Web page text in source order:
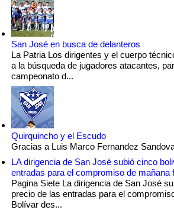
San José en busca de delanteros
La Patria Los dirigentes y el cuerpo
a la búsqueda de jugadores atacantes,
campeonato d...
Quirquincho y el Escudo
Gracias a Luis Marco Fernandez
LA dirigencia de San José subió cinco
entradas para el compromiso de mañana
Pagina Siete La dirigencia de San José
precio de las entradas para el
Bolívar des...